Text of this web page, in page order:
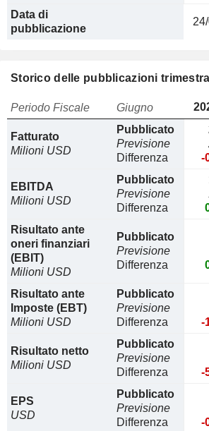
Data di
pubblicazione
Storico delle pubblicazioni
Periodo Fiscale Giugno
Fatturato
Milioni USD
Pubblicato
Previsione
Differenza
-
EBITDA
Milioni USD
Pubblicato
Previsione
Differenza
Risultato ante
oneri finanziari
(EBIT)
Milioni USD
Pubblicato
Previsione
Differenza
Risultato ante
Imposte (EBT)
Milioni USD
Pubblicato
Previsione
Differenza
-
Risultato netto
Milioni USD
Pubblicato
Previsione
Differenza
-
EPS
USD
Pubblicato
Previsione
Differenza
-